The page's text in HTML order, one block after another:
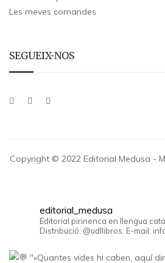
Les meves comandes
SEGUEIX-NOS
Copyright © 2022 Editorial Medusa -
editorial_medusa
Editorial pirinenca en llengua
Distribució: @udllibros. E-mail: